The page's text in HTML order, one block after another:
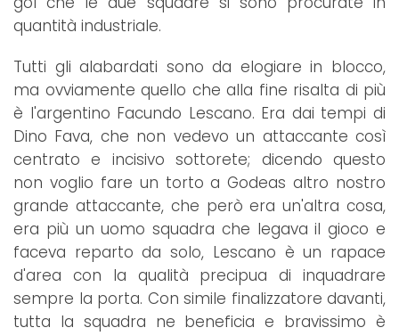
quantità industriale.
Tutti gli alabardati sono da elogiare in blocco,
ma ovviamente quello che alla fine risalta di più
è l'argentino Facundo Lescano. Era dai tempi di
Dino Fava, che non vedevo un attaccante così
centrato e incisivo sottorete; dicendo questo
non voglio fare un torto a Godeas altro nostro
grande attaccante, che però era un'altra cosa,
era più un uomo squadra che legava il gioco e
faceva reparto da solo, Lescano è un rapace
d'area con la qualità precipua di inquadrare
sempre la porta. Con simile finalizzatore davanti,
tutta la squadra ne beneficia e bravissimo è